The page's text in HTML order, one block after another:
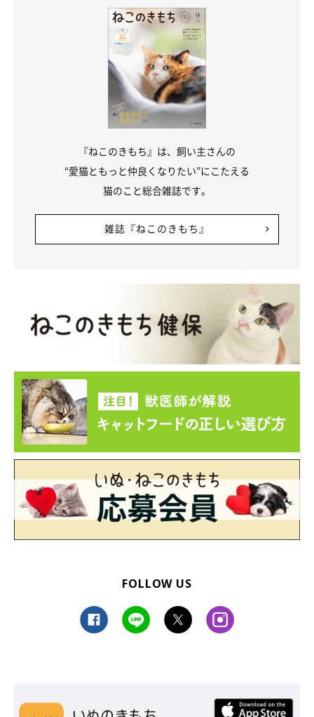
『ねこのきもち』は、飼い主さんの
“愛猫ともっと仲良くなりたい”にこたえる
猫のこと総合雑誌です。
雑誌『ねこのきもち』
FOLLOW US